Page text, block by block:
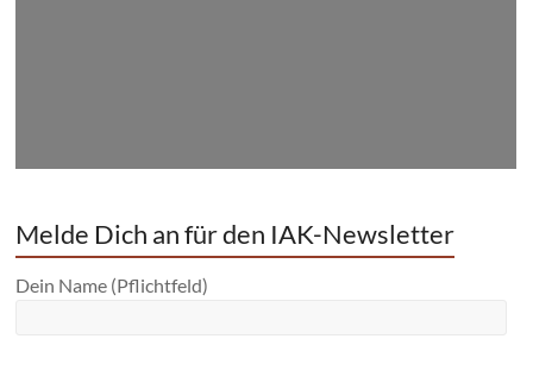
Melde Dich an für den IAK-Newsletter
Dein Name (Pflichtfeld)